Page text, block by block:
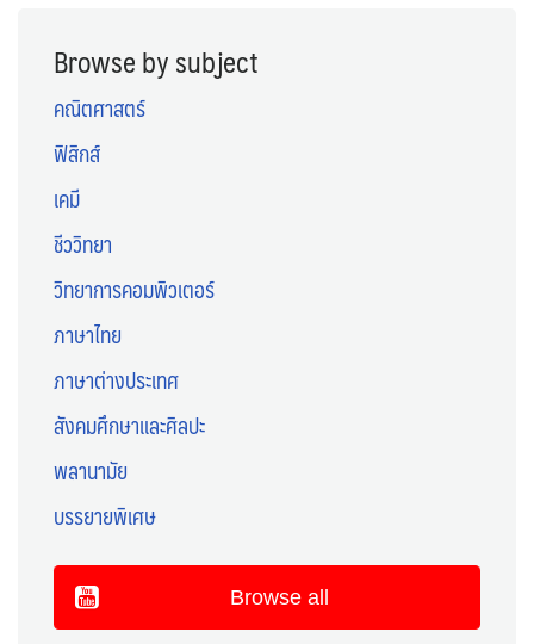
Browse by subject
คณิตศาสตร์
ฟิสิกส์
เคมี
ชีววิทยา
วิทยาการคอมพิวเตอร์
ภาษาไทย
ภาษาต่างประเทศ
สังคมศึกษาและศิลปะ
พลานามัย
บรรยายพิเศษ
Browse all